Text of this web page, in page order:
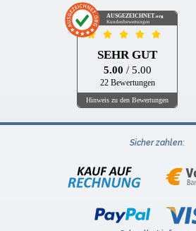
AUSGEZEICHNET .org
Kundenbewertungen
SEHR GUT
5.00 / 5.00
22 Bewertungen
Hinweis zu den Bewertungen
Sicher zahlen: